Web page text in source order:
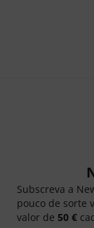
Subscreva a
pouco de sorte
valor de 50 €